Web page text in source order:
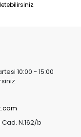
10:00 - 15:00
N.162/b